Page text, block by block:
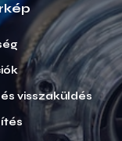
visszaküldés